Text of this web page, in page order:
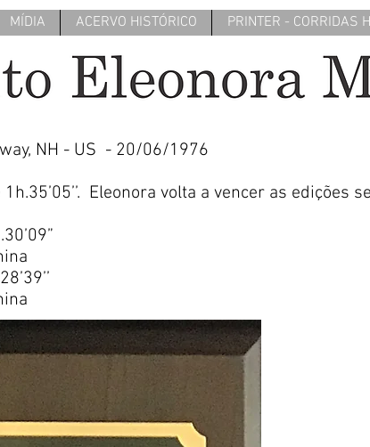
MÍDIA ACERVO HISTÓRICO PRINTER - CORRIDAS
NH - US - 20/06/1976
Eleonora volta a vencer as edições
da prova.